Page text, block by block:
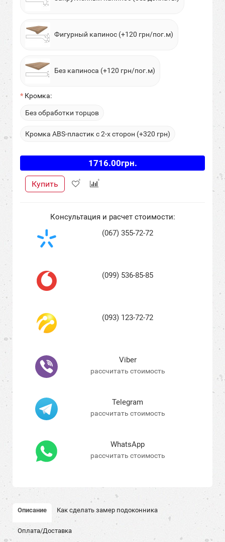
Фигурный капинос (+120 грн/пог.м)
Без капиноса (+120 грн/пог.м)
Кромка:
Без обработки торцов
Кромка ABS-пластик с 2-х сторон (+320 грн)
1716.00грн.
Купить
Консультация и расчет стоимости:
(067) 355-72-72
(099) 536-85-85
(093) 123-72-72
Viber
рассчитать стоимость
Telegram
рассчитать стоимость
WhatsApp
рассчитать стоимость
Описание Как сделать замер подоконника
Оплата/Доставка